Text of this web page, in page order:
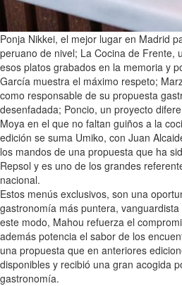
Ponja Nikkei, el mejor lugar en Madrid
peruano de nivel; La Cocina de Frente,
esos platos grabados en la memoria y
García muestra el máximo respeto;
como responsable de su propuesta
desenfadada; Poncio, un proyecto
Moya en el que no faltan guiños a la
edición se suma Umiko, con Juan
los mandos de una propuesta que ha
Repsol y es uno de los grandes
nacional.
Estos menús exclusivos, son una
gastronomía más puntera,
este modo, Mahou refuerza el
además potencia el sabor de los
una propuesta que en anteriores
disponibles y recibió una gran acogida
gastronomía.